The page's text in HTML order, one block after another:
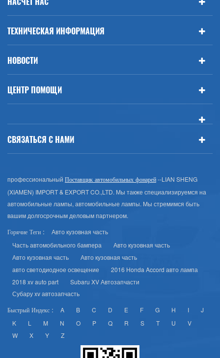
ТЕХНИЧЕСКАЯ ИНФОРМАЦИЯ
НОВОСТИ
ЦЕНТР ПОМОЩИ
СВЯЗАТЬСЯ С НАМИ
профессиональный Поставщик автомобильных фонарей--LIAN SHENG
(XIAMEN) IMPORT & EXPORT CO.,LTD. Мы также специализируемся на
автомобильные лампы, автомобильные лампы. Мы стремимся быть
вашим долгосрочным деловым партнером.
Горячие Теги :
Авто кузовная часть
Часть автомобильного бампера
Авто кузовная часть
Авто кузовная часть
Авто кузовная часть
авто светодиодное освещение
2016 Honda Accord авто лампа
2018 xv auto part
Subaru XV Автозапчасти
Субару xv автозапчасть
Быстрый Индекс : A B C D E F G H I
J
K
L M N O P Q R S T U
V
W
X Y Z